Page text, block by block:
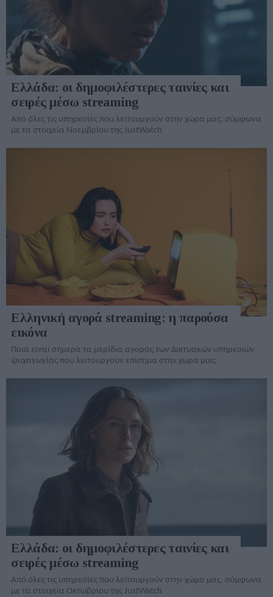
Ελλάδα: οι δημοφιλέστερες ταινίες και
σειρές μέσω streaming
Από όλες τις υπηρεσίες που λειτουργούν στην χώρα μας, σύμφωνα
με τα στοιχεία Νοεμβρίου της JustWatch
Ελληνική αγορά streaming: η παρούσα
εικόνα
Ποιά είναι σήμερα τα μερίδια αγοράς των Δικτυακών υπηρεσιών
ψυχαγωγίας που λειτουργούν επίσημα στην χώρα μας;
Ελλάδα: οι δημοφιλέστερες ταινίες και
σειρές μέσω streaming
Από όλες τις υπηρεσίες που λειτουργούν στην χώρα μας, σύμφωνα
με τα στοιχεία Οκτωβρίου της JustWatch